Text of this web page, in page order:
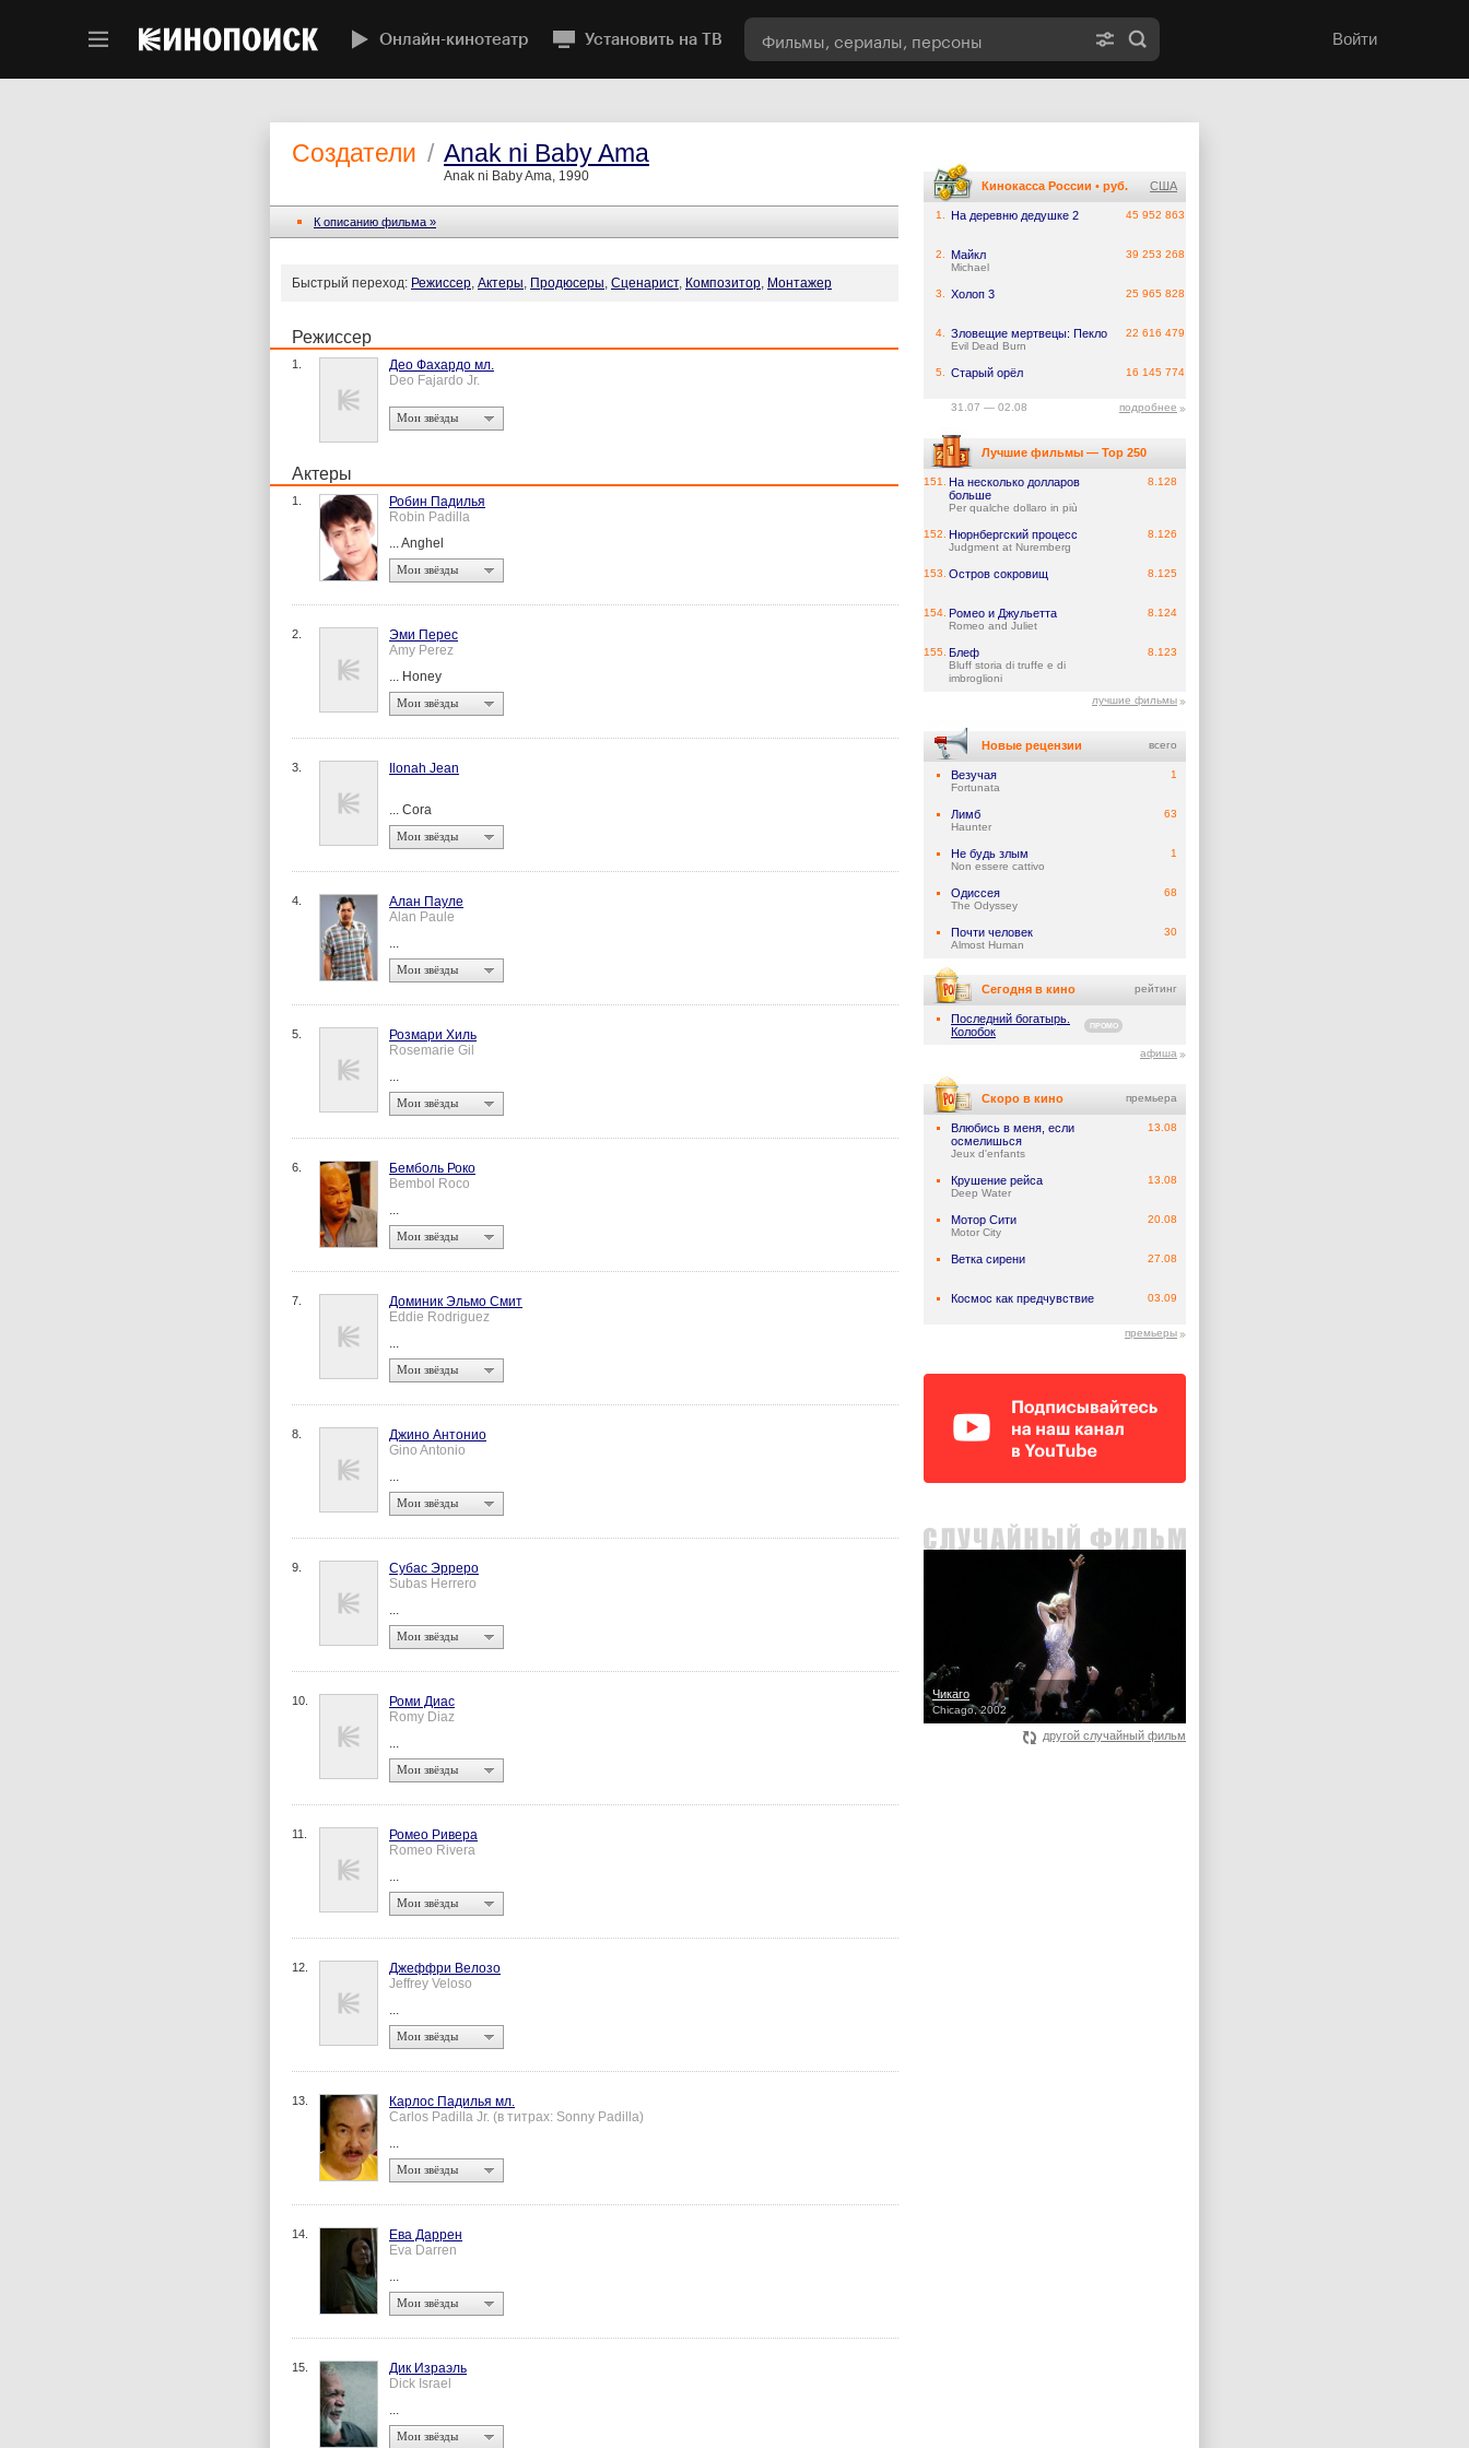
Онлайн-кинотеатр Установить на ТВ Войти
Создатели / Anak ni Baby Ama
Anak ni Baby Ama, 1990
К описанию фильма »
Быстрый переход: Режиссер, Актеры, Продюсеры, Сценарист, Композитор, Монтажер
Режиссер
1.
Део Фахардо мл.
Deo Fajardo Jr.
Мои звёзды
Актеры
1.
Робин Падилья
Robin Padilla
... Anghel
Мои звёзды
2.
Эми Перес
Amy Perez
... Honey
Мои звёзды
3. Ilonah Jean
... Cora
Мои звёзды
4.
Алан Пауле
Alan Paule
...
Мои звёзды
5.
Розмари Хиль
Rosemarie Gil
...
Мои звёзды
6.
Бемболь Роко
Bembol Roco
...
Мои звёзды
7.
Доминик Эльмо Смит
Eddie Rodriguez
...
Мои звёзды
8.
Джино Антонио
Gino Antonio
...
Мои звёзды
9.
Субас Эрреро
Subas Herrero
...
Мои звёзды
10.
Роми Диас
Romy Diaz
...
Мои звёзды
11.
Ромео Ривера
Romeo Rivera
...
Мои звёзды
12.
Джеффри Велозо
Jeffrey Veloso
...
Мои звёзды
13.
Карлос Падилья мл.
Carlos Padilla Jr. (в титрах: Sonny Padilla)
...
Мои звёзды
14.
Ева Даррен
Eva Darren
...
Мои звёзды
15.
Дик Израэль
Dick Israel
...
Мои звёзды
Кинокасса России • руб. США
1. На деревню дедушке 2 45 952 863
2. Майкл
Michael
39 253 268
3. Холоп 3 25 965 828
4. Зловещие мертвецы: Пекло
Evil Dead Burn
22 616 479
5. Старый орёл 16 145 774
31.07 — 02.08 подробнее
Лучшие фильмы — Top 250
151.
На несколько долларов
больше
Per qualche dollaro in più
8.128
152. Нюрнбергский процесс
Judgment at Nuremberg
8.126
153. Остров сокровищ 8.125
154. Ромео и Джульетта
Romeo and Juliet
8.124
155. Блеф
Bluff storia di truffe e di
imbroglioni
8.123
лучшие фильмы
Новые рецензии всего
Везучая
Fortunata
1
Лимб
Haunter
63
Не будь злым
Non essere cattivo
1
Одиссея
The Odyssey
68
Почти человек
Almost Human
30
Сегодня в кино рейтинг
Последний богатырь.
Колобок
ПРОМО
афиша
Скоро в кино премьера
Влюбись в меня, если
осмелишься
Jeux d'enfants
13.08
Крушение рейса
Deep Water
13.08
Мотор Сити
Motor City
20.08
Ветка сирени 27.08
Космос как предчувствие 03.09
премьеры
Чикаго
Chicago, 2002
другой случайный фильм